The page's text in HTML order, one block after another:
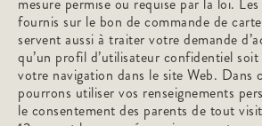
fournis sur le bon de commande de
servent aussi à traiter votre demande
qu’un profil d’utilisateur confidentiel
votre navigation dans le site Web. Dans
pourrons utiliser vos renseignements
le consentement des parents de tout